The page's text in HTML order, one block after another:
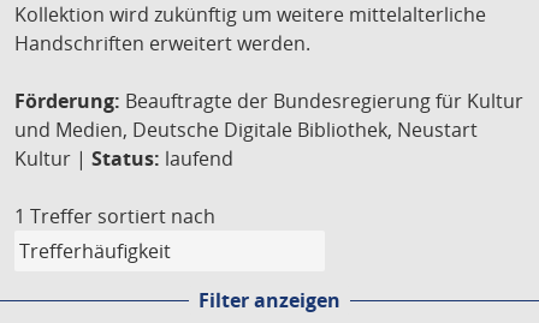
Kollektion wird zukünftig um weitere mittelalterliche
Handschriften erweitert werden.
Förderung: Beauftragte der Bundesregierung für Kultur
und Medien, Deutsche Digitale Bibliothek, Neustart
Kultur | Status: laufend
1 Treffer sortiert nach
Filter anzeigen